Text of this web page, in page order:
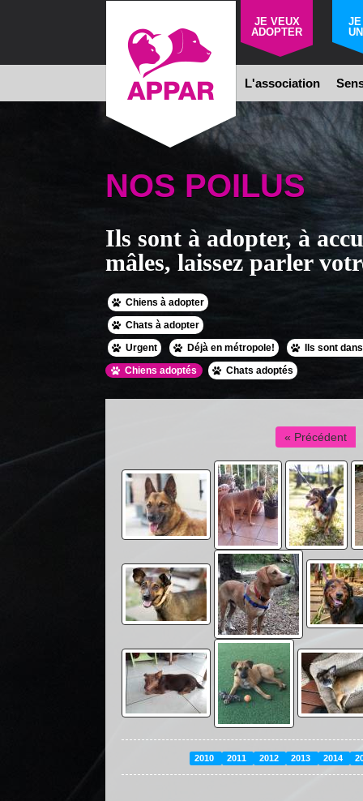
JE VEUX
ADOPTER
JE
L'association
NOS POILUS
Ils sont à adopter, à
mâles, laissez parler
Chiens à adopter
Chats à adopter
Urgent
Déjà en métropole!
Ils sont
Chiens adoptés
Chats adoptés
« Précédent
2010 2011 2012 2013 2014